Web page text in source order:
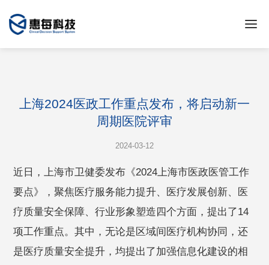
上海2024医政工作重点发布，将启动新一
周期医院评审
2024-03-12
近日，上海市卫健委发布《2024上海市医政医管工作
要点》，聚焦医疗服务能力提升、医疗发展创新、医
疗质量安全保障、行业形象塑造四个方面，提出了14
项工作重点。其中，无论是区域间医疗机构协同，还
是医疗质量安全提升，均提出了加强信息化建设的相